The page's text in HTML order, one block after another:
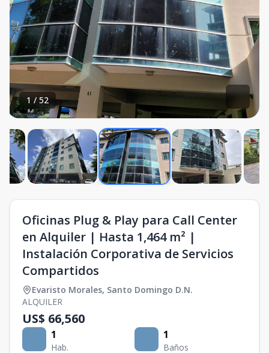
1 / 52
Oficinas Plug & Play para Call Center
en Alquiler | Hasta 1,464 m² |
Instalación Corporativa de Servicios
Compartidos
Evaristo Morales, Santo Domingo D.N.
ALQUILER
US$ 66,560
1
Hab.
1
Baños